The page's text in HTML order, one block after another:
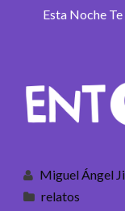
Esta Noche
Miguel Ángel
relatos